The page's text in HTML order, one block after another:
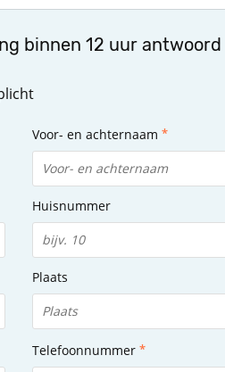
binnen 12 uur antwoord
Voor- en achternaam
Huisnummer
Plaats
Telefoonnummer